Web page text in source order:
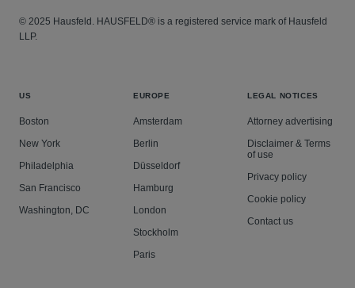
© 2025 Hausfeld. HAUSFELD® is a registered service mark of Hausfeld
LLP.
US
Boston
New York
Philadelphia
San Francisco
Washington, DC
EUROPE
Amsterdam
Berlin
Düsseldorf
Hamburg
London
Stockholm
Paris
LEGAL NOTICES
Attorney advertising
Disclaimer & Terms
of use
Privacy policy
Cookie policy
Contact us